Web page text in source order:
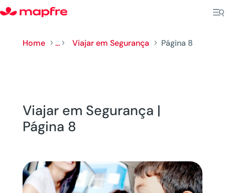
Home 5 ... 5 Viajar em Segurança 5 Página 8
Viajar em Segurança |
Página 8